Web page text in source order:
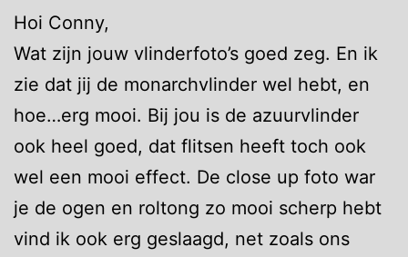
Hoi Conny,
Wat zijn jouw vlinderfoto’s goed zeg. En ik
zie dat jij de monarchvlinder wel hebt, en
hoe…erg mooi. Bij jou is de azuurvlinder
ook heel goed, dat flitsen heeft toch ook
wel een mooi effect. De close up foto war
je de ogen en roltong zo mooi scherp hebt
vind ik ook erg geslaagd, net zoals ons